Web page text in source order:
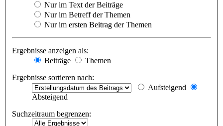
Nur im Text der Beiträge
Nur im Betreff der Themen
Nur im ersten Beitrag der Themen
Ergebnisse anzeigen als:
Beiträge
Themen
Ergebnisse sortieren nach:
Aufsteigend
Absteigend
Suchzeitraum begrenzen: